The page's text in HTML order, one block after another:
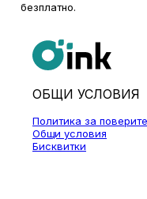
безплатно.
ОБЩИ УСЛОВИЯ
Политика за
Общи условия
Бисквитки